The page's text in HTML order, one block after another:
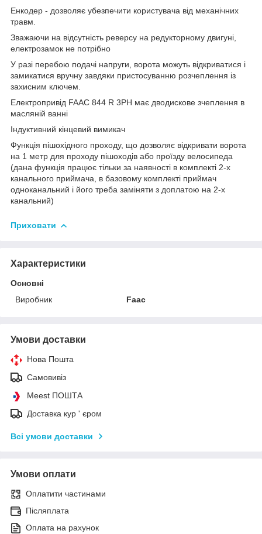
Енкодер - дозволяє убезпечити користувача від механічних
травм.
Зважаючи на відсутність реверсу на редукторному двигуні,
електрозамок не потрібно
У разі перебою подачі напруги, ворота можуть відкриватися і
замикатися вручну завдяки пристосуванню розчеплення із
захисним ключем.
Електропривід FAAC 844 R 3PH має дводискове зчеплення в
масляній ванні
Індуктивний кінцевий вимикач
Функція пішохідного проходу, що дозволяє відкривати ворота
на 1 метр для проходу пішоходів або проїзду велосипеда
(дана функція працює тільки за наявності в комплекті 2-х
канального приймача, в базовому комплекті приймач
одноканальний і його треба заміняти з доплатою на 2-х
канальний)
Приховати
Характеристики
Основні
Виробник
Faac
Умови доставки
Нова Пошта
Самовивіз
Meest ПОШТА
Доставка кур ' єром
Всі умови доставки
Умови оплати
Оплатити частинами
Післяплата
Оплата на рахунок